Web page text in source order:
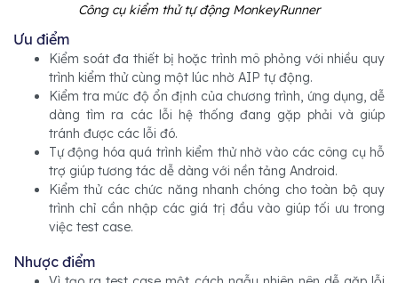
Công cụ kiểm thử tự động MonkeyRunner
Ưu điểm
Kiểm soát đa thiết bị hoặc trình mô phỏng với nhiều quy
trình kiểm thử cùng một lúc nhờ AIP tự động.
Kiểm tra mức độ ổn định của chương trình, ứng dụng, dễ
dàng tìm ra các lỗi hệ thống đang gặp phải và giúp
tránh được các lỗi đó.
Tự động hóa quá trình kiểm thử nhờ vào các công cụ hỗ
trợ giúp tương tác dễ dàng với nền tảng Android.
Kiểm thử các chức năng nhanh chóng cho toàn bộ quy
trình chỉ cần nhập các giá trị đầu vào giúp tối ưu trong
việc test case.
Nhược điểm